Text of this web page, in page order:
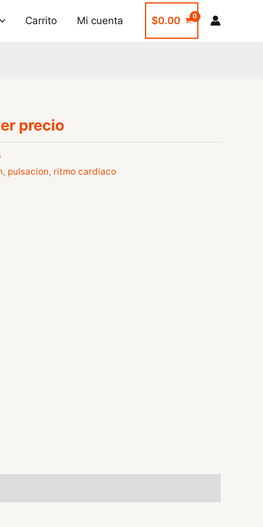
Carrito Mi cuenta $0.00
precio
, pulsacion, ritmo cardiaco